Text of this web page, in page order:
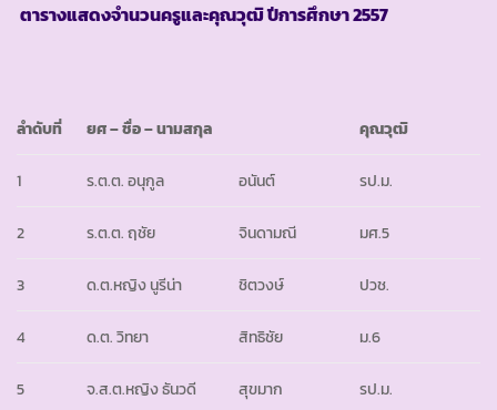
ตารางแสดงจำนวนครูและคุณวุฒิ ปีการศึกษา2557
ลำดับที่ ยศ– ชื่อ – นามสกุล คุณวุฒิ
1 ร.ต.ต. อนุกูล อนันต์ รป.ม.
2 ร.ต.ต. ฤชัย จินดามณี มศ.5
3 ด.ต.หญิง นูรีน่า ชิตวงษ์ ปวช.
4 ด.ต. วิทยา สิทธิชัย ม.6
5 จ.ส.ต.หญิง ธันวดี สุขมาก รป.ม.